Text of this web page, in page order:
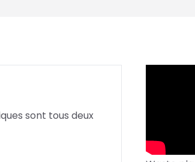
sont tous deux